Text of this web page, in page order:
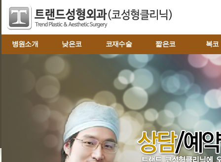
병원소개 낮은코 코재수술 짧은코 복코